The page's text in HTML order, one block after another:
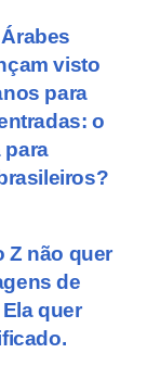
visto
para
o
para
Z não quer
de
quer